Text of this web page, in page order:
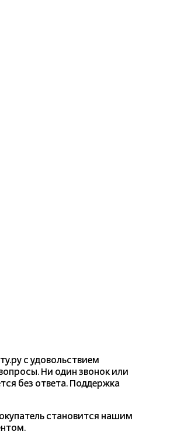
с удовольствием
Ни один звонок или
без ответа. Поддержка
становится нашим